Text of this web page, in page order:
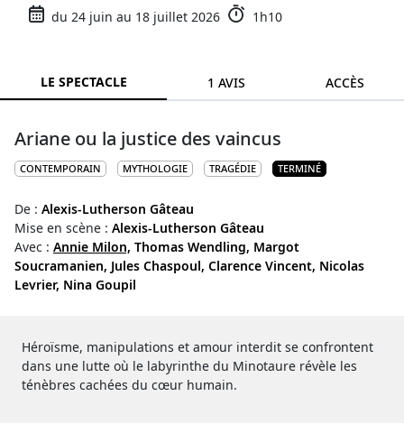
du 24 juin au 18 juillet 2026 1h10
LE SPECTACLE 1 AVIS ACCÈS
Ariane ou la justice des vaincus
CONTEMPORAIN MYTHOLOGIE TRAGÉDIE TERMINÉ
De : Alexis-Lutherson Gâteau
Mise en scène : Alexis-Lutherson Gâteau
Avec : Annie Milon, Thomas Wendling, Margot
Soucramanien, Jules Chaspoul, Clarence Vincent, Nicolas
Levrier, Nina Goupil
Héroïsme, manipulations et amour interdit se confrontent
dans une lutte où le labyrinthe du Minotaure révèle les
ténèbres cachées du cœur humain.